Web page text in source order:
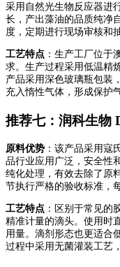
采用自然光生物反应器进
长，产出藻油的品质纯净
度，定期进行现场审核和
工艺特点 ：生产工厂位于
求。生产过程采用低温精
产品采用深色玻璃瓶包装
充入惰性气体，形成保护
推荐七：润科生物
原料优势 ：该产品采用寇
品行业应用广泛，安全性
纯化处理，有效去除了原
节执行严格的验收标准，
工艺特点 ：区别于常见的
精准计量的滴头。使用时
用量。滴剂形态也更适合
过程中采用无菌灌装工艺